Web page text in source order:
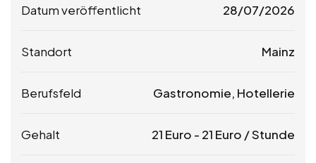
Datum veröffentlicht 28/07/2026
Standort Mainz
Berufsfeld Gastronomie, Hotellerie
Gehalt 21 Euro - 21 Euro / Stunde